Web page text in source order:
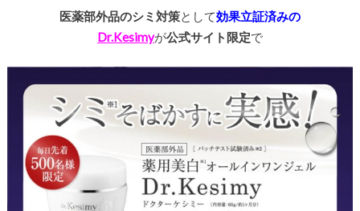
医薬部外品のシミ対策として効果立証済みの
Dr.Kesimyが公式サイト限定で